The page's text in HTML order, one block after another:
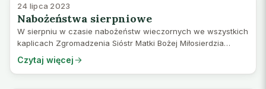
24 lipca 2023
Nabożeństwa sierpniowe
W sierpniu w czasie nabożeństw wieczornych we wszystkich
kaplicach Zgromadzenia Sióstr Matki Bożej Miłosierdzia
śpiewana lub odmawiana jest Koronka do Matki Bożej
Miłosierdzia. W Sanktuarium Bożego Mi…
Czytaj więcej